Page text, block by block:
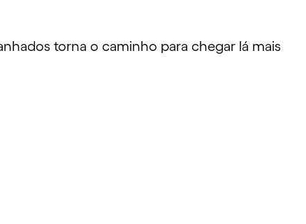
torna o caminho para chegar lá mais